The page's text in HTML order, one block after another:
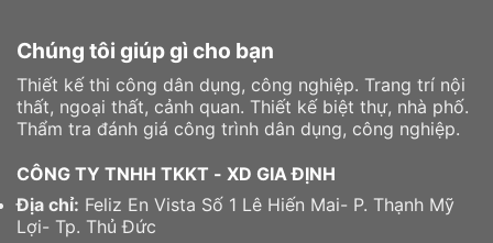
Chúng tôi giúp gì cho bạn
Thiết kế thi công dân dụng, công nghiệp. Trang trí nội
thất, ngoại thất, cảnh quan. Thiết kế biệt thự, nhà phố.
Thẩm tra đánh giá công trình dân dụng, công nghiệp.
CÔNG TY TNHH TKKT - XD GIA ĐỊNH
Địa chỉ: Feliz En Vista Số 1 Lê Hiến Mai- P. Thạnh Mỹ
Lợi- Tp. Thủ Đức